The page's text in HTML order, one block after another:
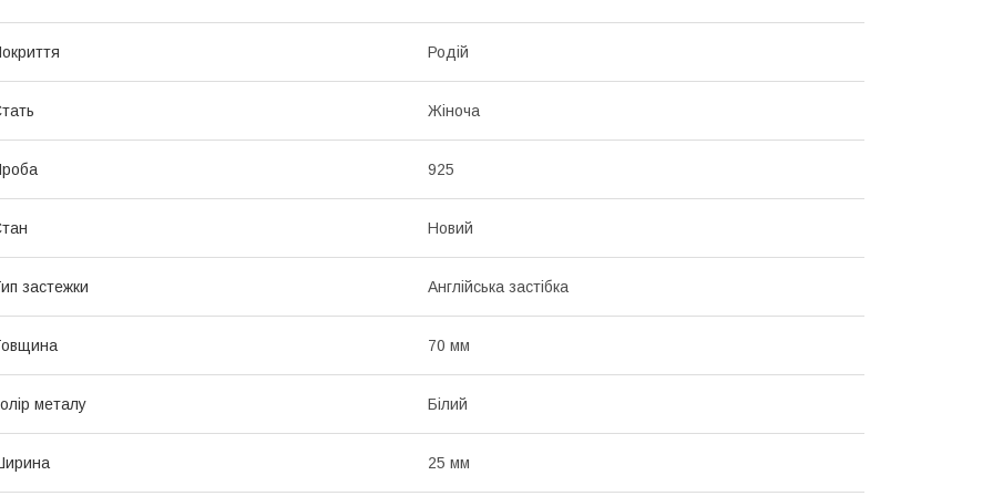
Родій
Жіноча
925
Новий
застежки Англійська застібка
70 мм
металу Білий
25 мм